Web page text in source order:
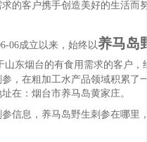
的客户携手创造美好的生活而
06成立以来，始终以养马岛
东烟台的有食用需求的客户，
，在粗加工水产品领域积累了
在：烟台市养马岛黄家庄。
信息，养马岛野生刺参在哪里